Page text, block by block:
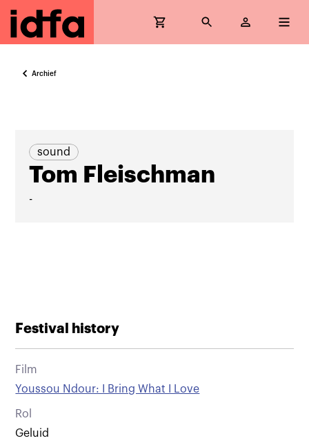
Archief
sound
Tom Fleischman
-
Festival history
Film
Youssou Ndour: I Bring What I Love
Rol
Geluid